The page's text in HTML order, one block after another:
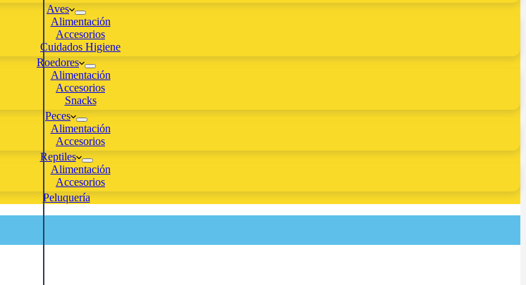
Aves
Alimentación
Accesorios
Cuidados Higiene
Roedores
Alimentación
Accesorios
Snacks
Peces
Alimentación
Accesorios
Reptiles
Alimentación
Accesorios
Peluquería